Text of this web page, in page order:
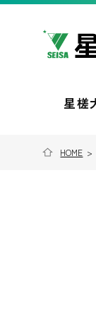
星槎
HOME >